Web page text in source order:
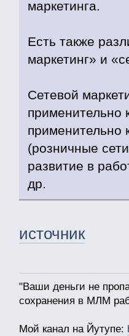
маркетинга.
Есть также
маркетинг» и
Сетевой
применительно
применительно
(розничные
развитие в
др.
источник
"Ваши деньги не
сохранения в МЛМ
Мой канал на Йутупе: